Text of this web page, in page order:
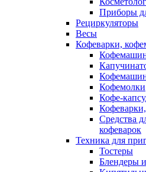
Приборы
Рециркуляторы
Весы
Кофеварки,
Кофемолки
Кофе-
Средства
кофеварок
Техника для
Тостеры
Блендеры